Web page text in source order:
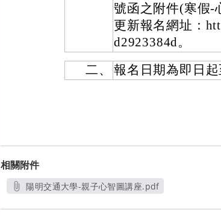
號函之附件(寒假-
更新報名網址：
d2923384d。
二、
報名日期為即日
相關附件
陽明交通大學-親子心智圖講座.pdf